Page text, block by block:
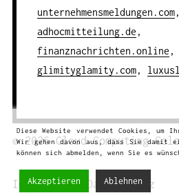
e
n
a
c
unternehmensmeldungen.com,
adhocmitteilung.de ,
finanznachrichten.online ,
glimityglamity.com,
© 2026Cloud Computing
Impressum| Datenschutz
Diese Website verwendet Cookies, um
Wir gehen davon aus, dass Sie damit
können sich abmelden, wenn Sie es
Akzeptieren Ablehnen